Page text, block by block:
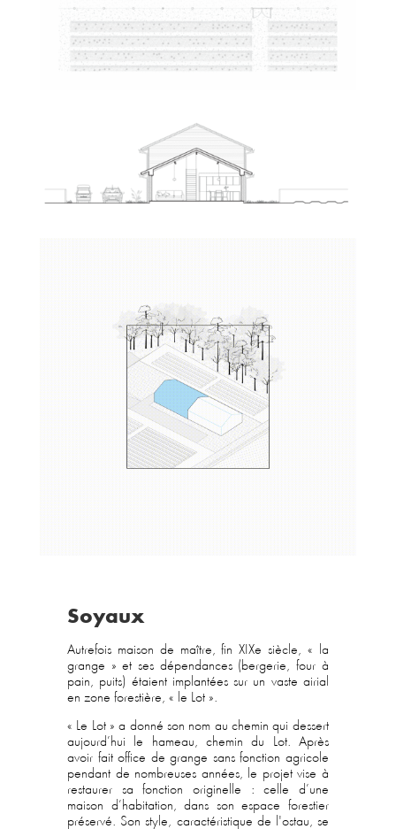
Soyaux
Autrefois maison de maître, fin XIXe siècle, « la
grange » et ses dépendances (bergerie, four à
pain, puits) étaient implantées sur un vaste airial
en zone forestière, « le Lot ».
« Le Lot » a donné son nom au chemin qui dessert
aujourd’hui le hameau, chemin du Lot. Après
avoir fait office de grange sans fonction agricole
pendant de nombreuses années, le projet vise à
restaurer sa fonction originelle : celle d’une
maison d’habitation, dans son espace forestier
préservé. Son style, caractéristique de l'ostau, se